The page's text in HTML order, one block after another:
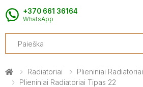
+370 661 36164
WhatsApp
Search
Radiatoriai
Plieniniai Radiatoriai
Plieniniai Radiatoriai Tipas 22